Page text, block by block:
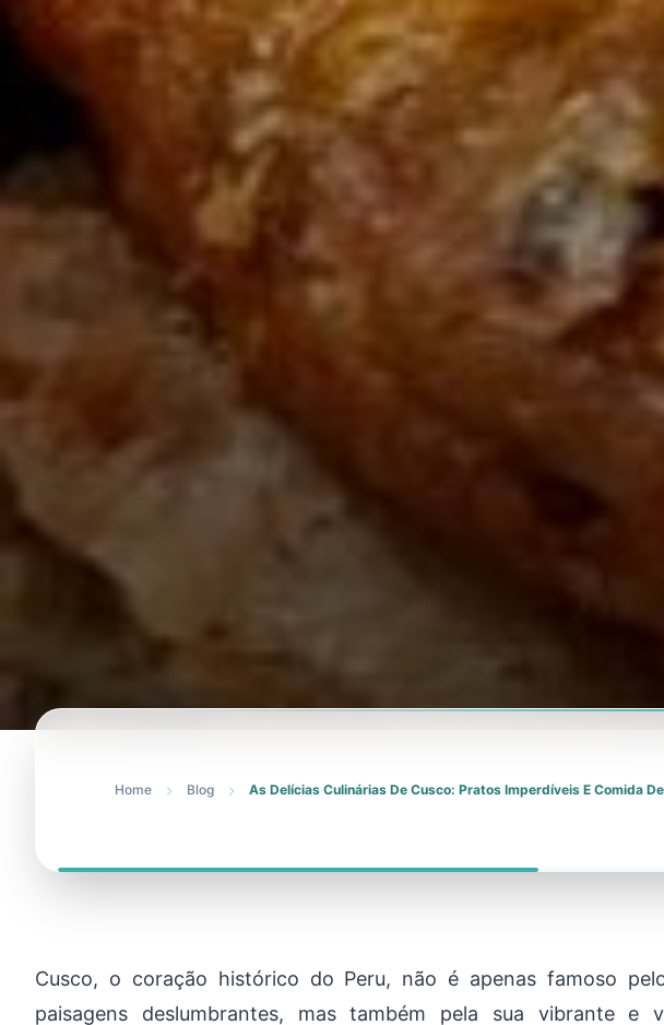
Home Blog As Delícias Culinárias De Cusco: Pratos Imperdíveis E Comida
Cusco, o coração histórico do Peru, não é apenas famoso
paisagens deslumbrantes, mas também pela sua vibrante e